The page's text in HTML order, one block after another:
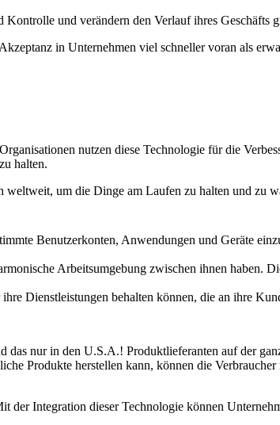
Kontrolle und verändern den Verlauf ihres Geschäfts
in Unternehmen viel schneller voran als
nutzen diese Technologie für die
halten.
weltweit, um die Dinge am Laufen zu halten und zu
Benutzerkonten, Anwendungen und Geräte
Arbeitsumgebung zwischen ihnen haben.
Dienstleistungen behalten können, die an ihre
nur in den U.S.A.! Produktlieferanten auf der
Produkte herstellen kann, können die
Integration dieser Technologie können